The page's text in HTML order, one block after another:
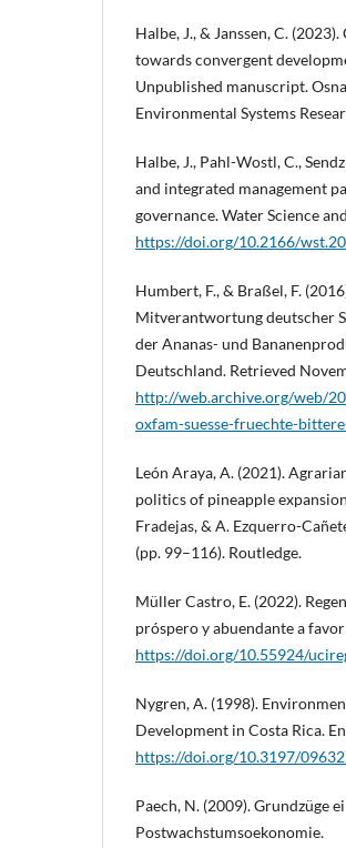
Halbe, J., & Janssen, C.
towards convergent
Unpublished manuscript.
Environmental Systems
Halbe, J., Pahl-Wostl, C.,
and integrated management
governance. Water Science
https://doi.org/10.2166/
Humbert, F., & Braßel, F.
Mitverantwortung deutscher
der Ananas- und
Deutschland. Retrieved
http://web.archive.org/web/
oxfam-suesse-fruechte-
León Araya, A. (2021).
politics of pineapple
Fradejas, & A. Ezquerro-
(pp. 99–116). Routledge.
Müller Castro, E. (2022).
próspero y abuendante a
https://doi.org/10.55924/
Nygren, A. (1998).
Development in Costa Rica.
https://doi.org/10.3197/
Paech, N. (2009). Grundzüge
Postwachstumsoekonomie.